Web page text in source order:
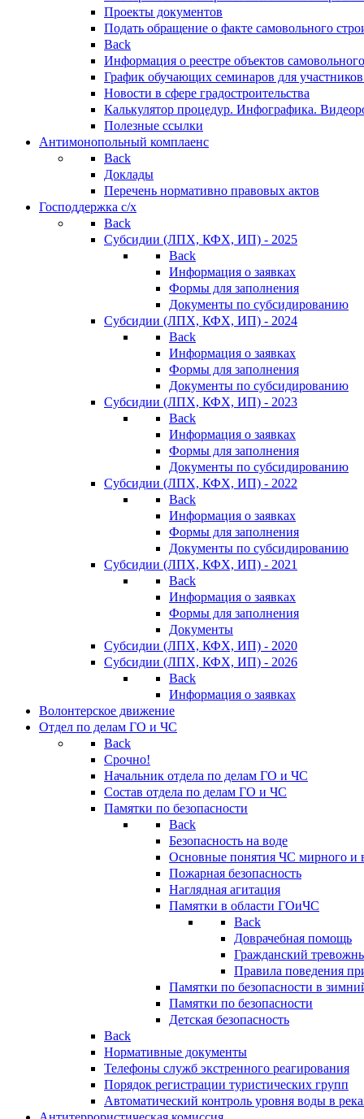
Проекты документов
Подать обращение о факте самовольного
Back
Информация о реестре объектов
График обучающих семинаров для участников
Новости в сфере градостроительства
Калькулятор процедур. Инфографика.
Полезные ссылки
Антимонопольный комплаенс
Back
Доклады
Перечень нормативно правовых актов
Господдержка с/х
Back
Субсидии (ЛПХ, КФХ, ИП) - 2025
Back
Информация о заявках
Формы для заполнения
Документы по субсидированию
Субсидии (ЛПХ, КФХ, ИП) - 2024
Back
Информация о заявках
Формы для заполнения
Документы по субсидированию
Субсидии (ЛПХ, КФХ, ИП) - 2023
Back
Информация о заявках
Формы для заполнения
Документы по субсидированию
Субсидии (ЛПХ, КФХ, ИП) - 2022
Back
Информация о заявках
Формы для заполнения
Документы по субсидированию
Субсидии (ЛПХ, КФХ, ИП) - 2021
Back
Информация о заявках
Формы для заполнения
Документы
Субсидии (ЛПХ, КФХ, ИП) - 2020
Субсидии (ЛПХ, КФХ, ИП) - 2026
Back
Информация о заявках
Волонтерское движение
Отдел по делам ГО и ЧС
Back
Срочно!
Начальник отдела по делам ГО и ЧС
Состав отдела по делам ГО и ЧС
Памятки по безопасности
Back
Безопасность на воде
Основные понятия ЧС мирного и
Пожарная безопасность
Наглядная агитация
Памятки в области ГОиЧС
Back
Доврачебная помощь
Гражданский
Правила поведения
Памятки по безопасности в
Памятки по безопасности
Детская безопасность
Back
Нормативные документы
Телефоны служб экстренного реагирования
Порядок регистрации туристических групп
Автоматический контроль уровня воды в